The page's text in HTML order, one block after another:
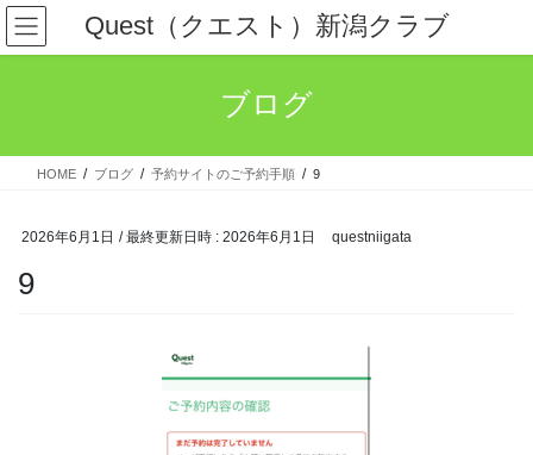
コ
ン
テ
ス
ナ
ビ
ゲ
ン
Quest（クエスト）新潟クラブ
ブログ
HOME ブログ 予約サイトのご予約手順 9
2026年6月1日 / 最終更新日時 : 2026年6月1日 questniigata
9